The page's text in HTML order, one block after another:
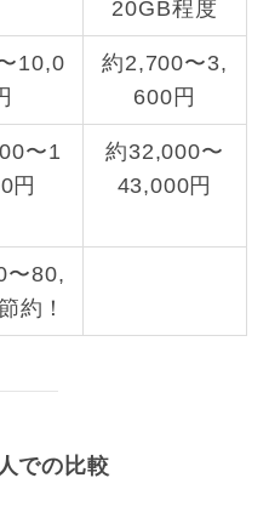
20GB程度
10,0
約2,700〜3,
600円
〜1
円
約32,000〜
43,000円
〜80,
約！
での比較